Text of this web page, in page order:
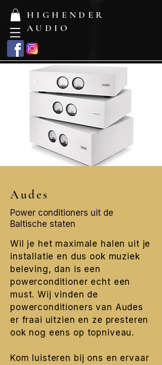
HIGHENDER
AUDIO
Audes
Power conditioners uit de
Baltische staten
Wil je het maximale halen uit je
installatie en dus ook muziek
beleving, dan is een
powerconditioner echt een
must. Wij vinden de
powerconditioners van Audes
er fraai uitzien en ze presteren
ook nog eens op topniveau.
Kom luisteren bij ons en ervaar